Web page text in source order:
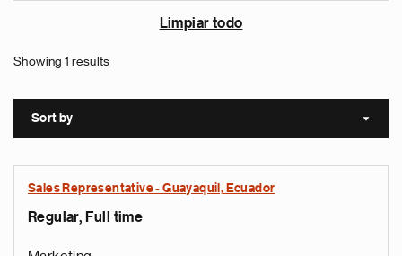
Limpiar todo
Showing 1 results
Sort by Sort
Sales Representative - Guayaquil, Ecuador
Regular, Full time